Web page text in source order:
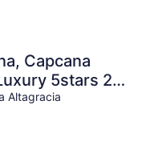
Capcana
Altagracia